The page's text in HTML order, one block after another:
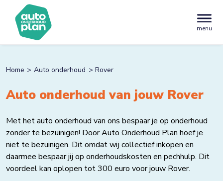
menu
Home Auto onderhoud Rover
Auto onderhoud van jouw Rover
Met het auto onderhoud van ons bespaar je op onderhoud
zonder te bezuinigen! Door Auto Onderhoud Plan hoef je
niet te bezuinigen. Dit omdat wij collectief inkopen en
daarmee bespaar jij op onderhoudskosten en pechhulp. Dit
voordeel kan oplopen tot 300 euro voor jouw Rover.